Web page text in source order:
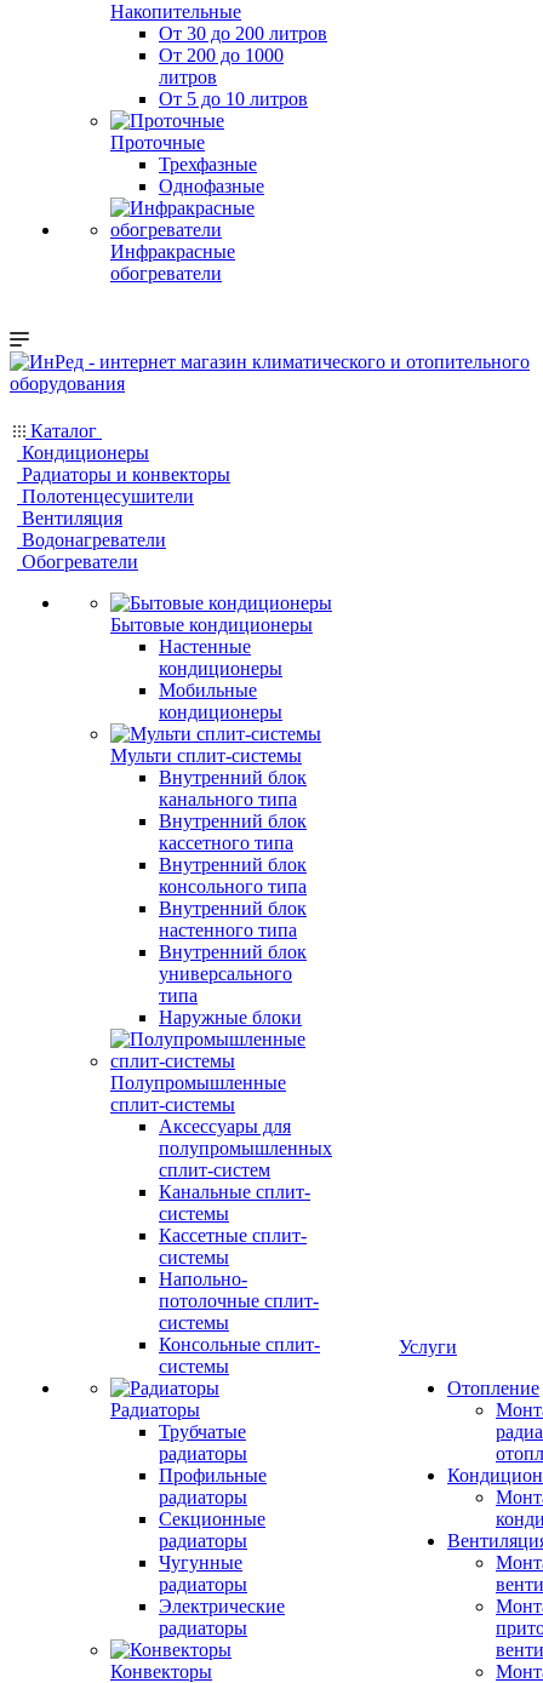
Накопительные
От 30 до 200 литров
От 200 до 1000
литров
От 5 до 10 литров
Проточные
Трехфазные
Однофазные
Инфракрасные
обогреватели
Каталог
Кондиционеры
Радиаторы и конвекторы
Полотенцесушители
Вентиляция
Водонагреватели
Обогреватели
Бытовые кондиционеры
Настенные
кондиционеры
Мобильные
кондиционеры
Мульти сплит-системы
Внутренний блок
канального типа
Внутренний блок
кассетного типа
Внутренний блок
консольного типа
Внутренний блок
настенного типа
Внутренний блок
универсального
типа
Наружные блоки
Полупромышленные
сплит-системы
Аксессуары для
полупромышленных
сплит-систем
Канальные сплит-
системы
Кассетные сплит-
системы
Напольно-
потолочные сплит-
системы
Консольные сплит-
системы
Радиаторы
Трубчатые
радиаторы
Профильные
радиаторы
Секционные
радиаторы
Чугунные
радиаторы
Электрические
радиаторы
Конвекторы
Услуги
Отопление